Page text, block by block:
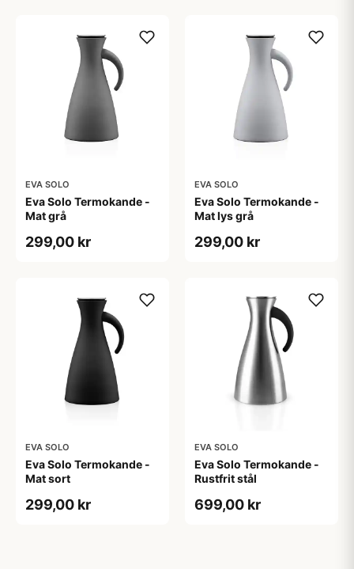
EVA SOLO
Eva Solo Termokande -
Mat grå
299,00 kr
EVA SOLO
Eva Solo Termokande -
Mat lys grå
299,00 kr
EVA SOLO
Eva Solo Termokande -
Mat sort
299,00 kr
EVA SOLO
Eva Solo Termokande -
Rustfrit stål
699,00 kr